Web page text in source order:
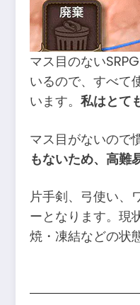
マス目のない
いるので、すべて
います。 私はとて
マス目がないので
もないため、高難
片手剣、弓使い、
ーとなります。現
焼・凍結などの状